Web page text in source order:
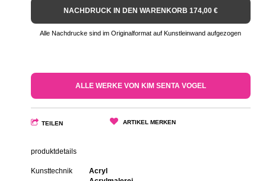
NACHDRUCK IN DEN WARENKORB 174,00 €
Alle Nachdrucke sind im Originalformat auf Kunstleinwand aufgezogen
ALLE WERKE VON KIM SENTA VOGEL
TEILEN ARTIKEL MERKEN
produktdetails
Kunsttechnik
Acryl